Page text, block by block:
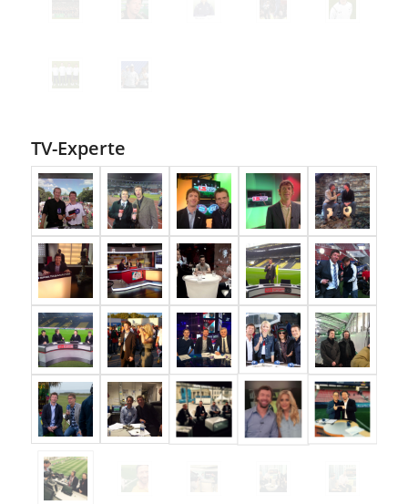
TV-Experte